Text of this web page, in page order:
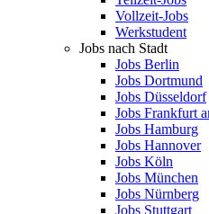
Vollzeit-Jobs
Werkstudent
Jobs nach Stadt
Jobs Berlin
Jobs Dortmund
Jobs Düsseldorf
Jobs Frankfurt
Jobs Hamburg
Jobs Hannover
Jobs Köln
Jobs München
Jobs Nürnberg
Jobs Stuttgart